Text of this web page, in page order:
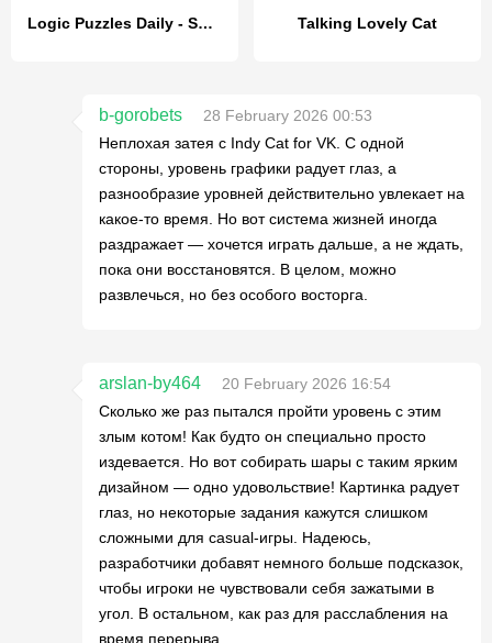
Logic Puzzles Daily - Solve Lo Talking Lovely Cat
b-gorobets
28 February 2026 00:53
Неплохая затея с Indy Cat for VK. С одной
стороны, уровень графики радует глаз, а
разнообразие уровней действительно увлекает на
какое-то время. Но вот система жизней иногда
раздражает — хочется играть дальше, а не ждать,
пока они восстановятся. В целом, можно
развлечься, но без особого восторга.
arslan-by464
20 February 2026 16:54
Сколько же раз пытался пройти уровень с этим
злым котом! Как будто он специально просто
издевается. Но вот собирать шары с таким ярким
дизайном — одно удовольствие! Картинка радует
глаз, но некоторые задания кажутся слишком
сложными для casual-игры. Надеюсь,
разработчики добавят немного больше подсказок,
чтобы игроки не чувствовали себя зажатыми в
угол. В остальном, как раз для расслабления на
время перерыва.